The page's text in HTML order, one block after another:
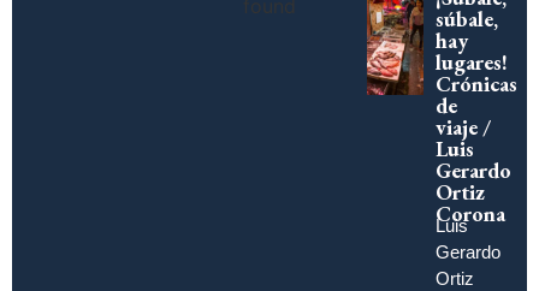
found
súbale,
hay
lugares!
Crónicas
de
viaje /
Luis
Gerardo
Ortiz
Corona
Luis
Gerardo
Ortiz